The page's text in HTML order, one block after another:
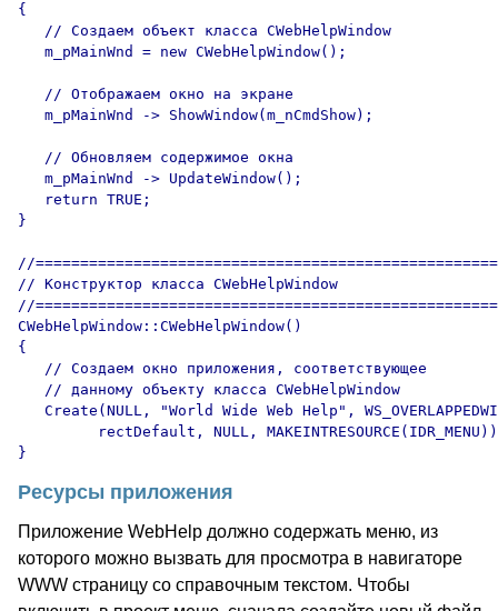
{
   // Создаем объект класса CWebHelpWindow
   m_pMainWnd = new CWebHelpWindow();
   // Отображаем окно на экране
   m_pMainWnd -> ShowWindow(m_nCmdShow);
   // Обновляем содержимое окна
   m_pMainWnd -> UpdateWindow();
   return TRUE;
}
//
// Конструктор класса CWebHelpWindow
//
CWebHelpWindow::CWebHelpWindow()
{
   // Создаем окно приложения, соответствующее
   // данному объекту класса CWebHelpWindow
Create(NULL, "World Wide Web Help",
rectDefault, NULL,
Ресурсы приложения
Приложение WebHelp должно содержать меню, из
которого можно вызвать для просмотра в навигаторе
WWW страницу со справочным текстом. Чтобы